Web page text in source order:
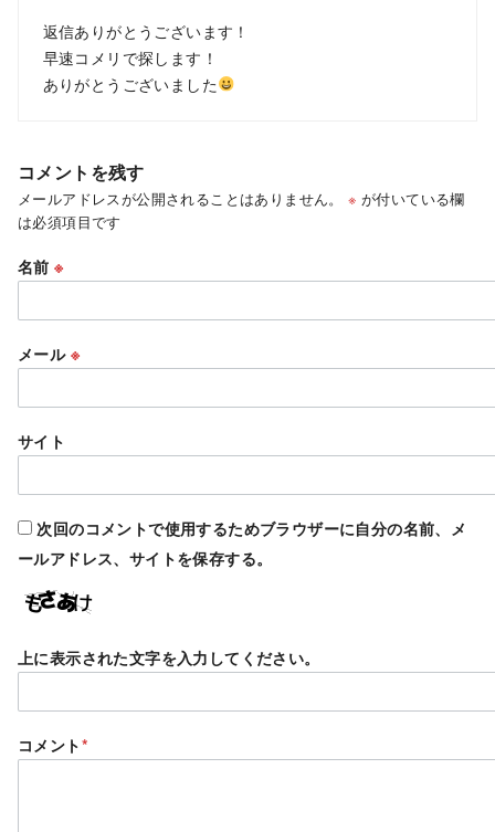
返信ありがとうございます！
早速コメリで探します！
ありがとうございました
コメントを残す
メールアドレスが公開されることはありません。 ※ が付いている欄
は必須項目です
名前※
メール ※
サイト
次回のコメントで使用するためブラウザーに自分の名前、メ
ールアドレス、サイトを保存する。
上に表示された文字を入力してください。
コメント*